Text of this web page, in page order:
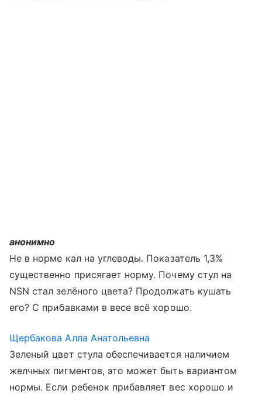
анонимно
Не в норме кал на углеводы. Показатель 1,3%
существенно присягает норму. Почему стул на
NSN стал зелёного цвета? Продолжать кушать
его? С прибавками в весе всё хорошо.
Щербакова Алла Анатольевна
Зеленый цвет стула обеспечивается наличием
желчных пигментов, это может быть вариантом
нормы. Если ребенок прибавляет вес хорошо и